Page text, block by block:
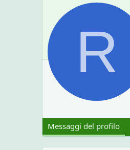
R
Messaggi del profilo